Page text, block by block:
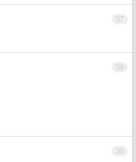
37
38
39